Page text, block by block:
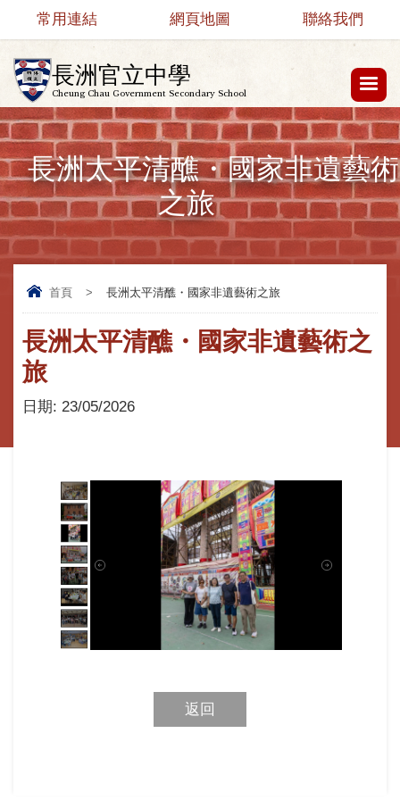
長洲官立中學
Cheung Chau Government Secondary School
常用連結 網頁地圖 聯絡我們
長洲太平清醮・國家非遺藝術
之旅
首頁 > 長洲太平清醮・國家非遺藝術之旅
長洲太平清醮・國家非遺藝術之
旅
日期: 23/05/2026
返回